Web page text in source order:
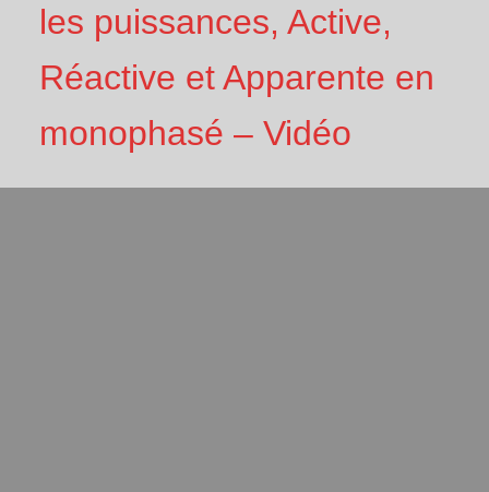
les puissances, Active,
Réactive et Apparente en
monophasé – Vidéo